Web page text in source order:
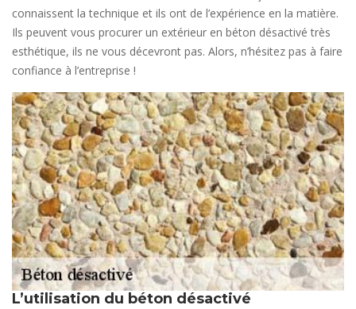
connaissent la technique et ils ont de l’expérience en la matière.
Ils peuvent vous procurer un extérieur en béton désactivé très
esthétique, ils ne vous décevront pas. Alors, n’hésitez pas à faire
confiance à l’entreprise !
L’utilisation du béton désactivé